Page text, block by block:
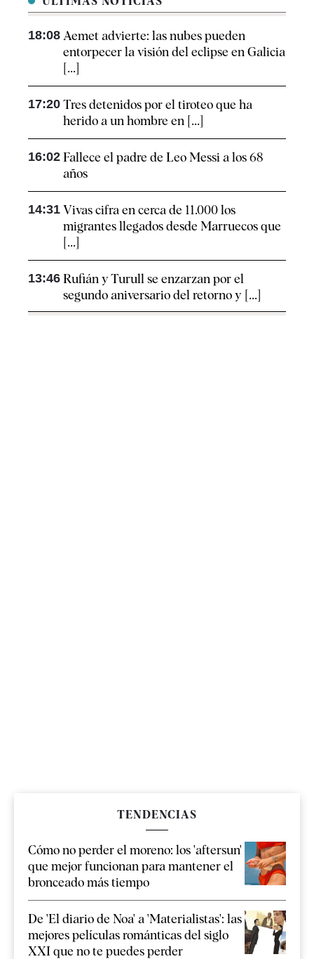
18:08 Aemet advierte: las nubes pueden
entorpecer la visión del eclipse en Galicia
[...]
17:20 Tres detenidos por el tiroteo que ha
herido a un hombre en [...]
16:02 Fallece el padre de Leo Messi a los 68
años
14:31 Vivas cifra en cerca de 11.000 los
migrantes llegados desde Marruecos que
[...]
13:46 Rufián y Turull se enzarzan por el
segundo aniversario del retorno y [...]
TENDENCIAS
Cómo no perder el moreno: los 'aftersun'
que mejor funcionan para mantener el
bronceado más tiempo
De 'El diario de Noa' a 'Materialistas': las
mejores películas románticas del siglo
XXI que no te puedes perder